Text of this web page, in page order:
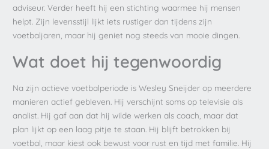
adviseur. Verder heeft hij een stichting waarmee hij mensen
helpt. Zijn levensstijl lijkt iets rustiger dan tijdens zijn
voetbaljaren, maar hij geniet nog steeds van mooie dingen.
Wat doet hij tegenwoordig
Na zijn actieve voetbalperiode is Wesley Sneijder op meerdere
manieren actief gebleven. Hij verschijnt soms op televisie als
analist. Hij gaf aan dat hij wilde werken als coach, maar dat
plan lijkt op een laag pitje te staan. Hij blijft betrokken bij
voetbal, maar kiest ook bewust voor rust en tijd met familie. Hij